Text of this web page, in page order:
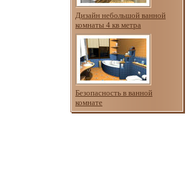
Дизайн небольшой ванной
комнаты 4 кв метра
Безопасность в ванной
комнате